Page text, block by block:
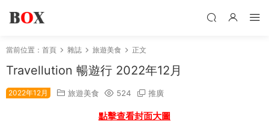
當前位置： 首頁 雜誌 旅遊美食 正文
Travellution 暢遊行 2022年12月
2022年12月 旅遊美食 524 推廣
點擊查看封面大圖